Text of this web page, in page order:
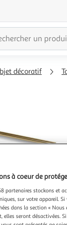
décoratif
à coeur de
partenaires stockons et
sur votre appareil. Si
dans la section « Nous
elles seront désactivées.